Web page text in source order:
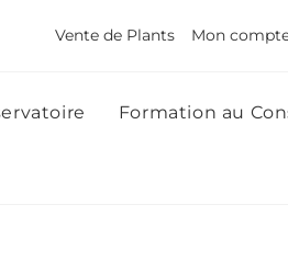
Vente de Plants Mon
Formation au